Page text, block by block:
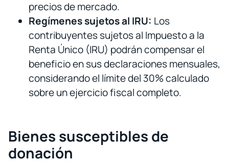
precios de mercado.
Regímenes sujetos al IRU: Los
contribuyentes sujetos al Impuesto a la
Renta Único (IRU) podrán compensar el
beneficio en sus declaraciones mensuales,
considerando el límite del 30% calculado
sobre un ejercicio fiscal completo.
Bienes susceptibles de
donación